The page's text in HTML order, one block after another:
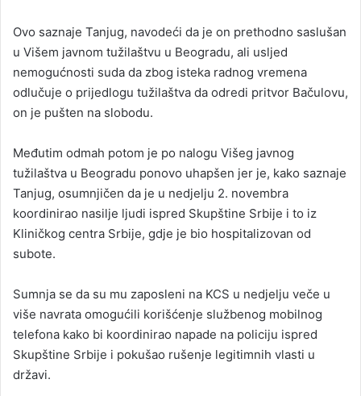
Ovo saznaje Tanjug, navodeći da je on prethodno saslušan
u Višem javnom tužilaštvu u Beogradu, ali usljed
nemogućnosti suda da zbog isteka radnog vremena
odlučuje o prijedlogu tužilaštva da odredi pritvor Bačulovu,
on je pušten na slobodu.
Međutim odmah potom je po nalogu Višeg javnog
tužilaštva u Beogradu ponovo uhapšen jer je, kako saznaje
Tanjug, osumnjičen da je u nedjelju 2. novembra
koordinirao nasilje ljudi ispred Skupštine Srbije i to iz
Kliničkog centra Srbije, gdje je bio hospitalizovan od
subote.
Sumnja se da su mu zaposleni na KCS u nedjelju veče u
više navrata omogućili korišćenje službenog mobilnog
telefona kako bi koordinirao napade na policiju ispred
Skupštine Srbije i pokušao rušenje legitimnih vlasti u
državi.